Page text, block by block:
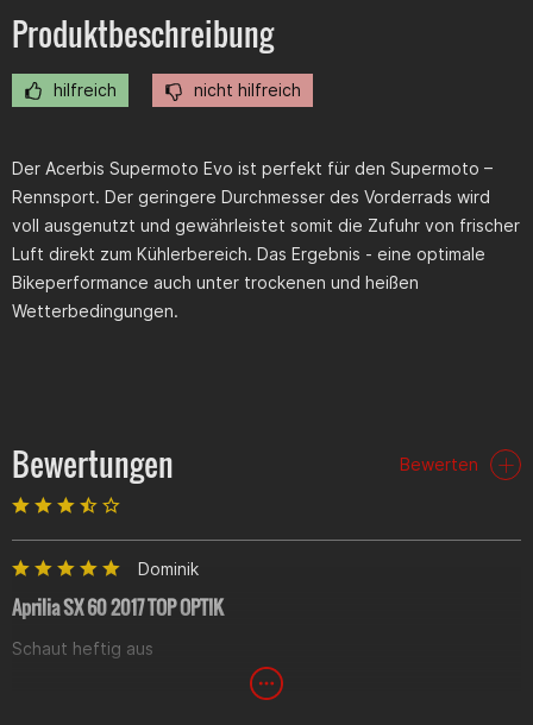
Produktbeschreibung
hilfreich nicht hilfreich
Der Acerbis Supermoto Evo ist perfekt für den Supermoto –
Rennsport. Der geringere Durchmesser des Vorderrads wird
voll ausgenutzt und gewährleistet somit die Zufuhr von frischer
Luft direkt zum Kühlerbereich. Das Ergebnis - eine optimale
Bikeperformance auch unter trockenen und heißen
Wetterbedingungen.
Bewertungen Bewerten
Dominik
Aprilia SX 60 2017 TOP OPTIK
Schaut heftig aus